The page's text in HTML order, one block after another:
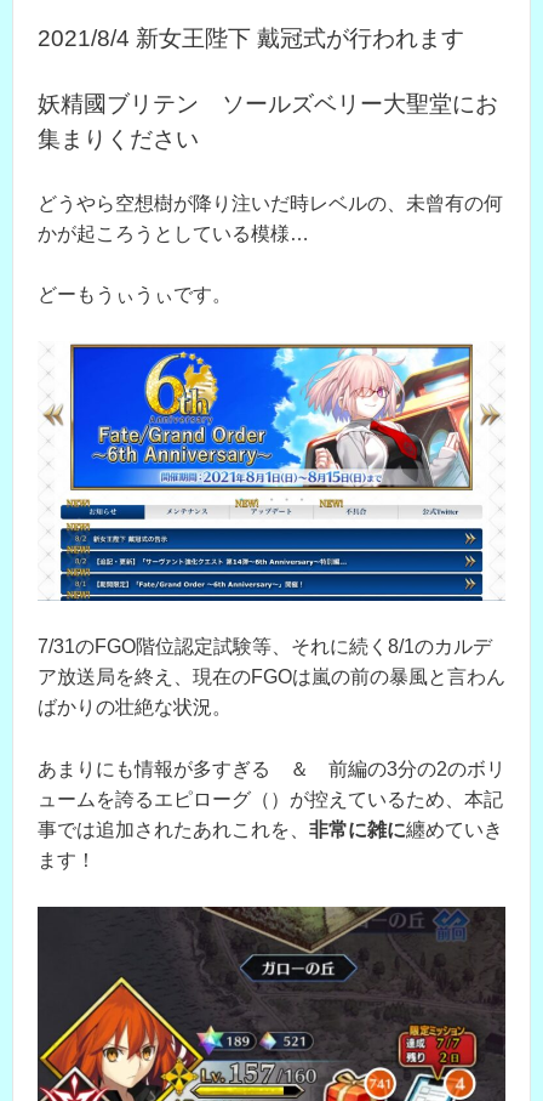
2021/8/4 新女王陛下 戴冠式が行われます
妖精國ブリテン ソールズベリー大聖堂にお
集まりください
どうやら空想樹が降り注いだ時レベルの、未曾有の何
かが起ころうとしている模様…
どーもうぃうぃです。
7/31のFGO階位認定試験等、それに続く8/1のカルデ
ア放送局を終え、現在のFGOは嵐の前の暴風と言わん
ばかりの壮絶な状況。
あまりにも情報が多すぎる ＆ 前編の3分の2のボリ
ュームを誇るエピローグ（）が控えているため、本記
事では追加されたあれこれを、 非常に雑に纏めていき
ます！